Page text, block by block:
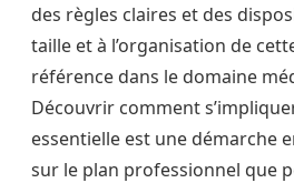
des règles claires et des
taille et à l’organisation de
référence dans le domaine
Découvrir comment
essentielle est une démarche
sur le plan professionnel que